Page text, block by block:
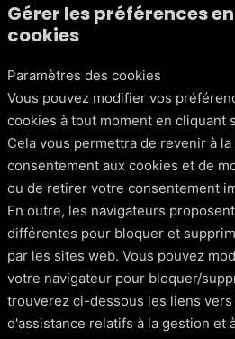
Gérer les préférences
cookies
Paramètres des cookies
Vous pouvez modifier vos
cookies à tout moment en cliquant
Cela vous permettra de revenir à
consentement aux cookies et de
ou de retirer votre consentement
En outre, les navigateurs
différentes pour bloquer et
par les sites web. Vous pouvez
votre navigateur pour bloquer/
trouverez ci-dessous les liens
d'assistance relatifs à la gestion et